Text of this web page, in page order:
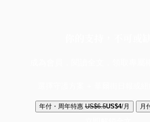
年付・周年特惠 US$6.5US$4/月 月